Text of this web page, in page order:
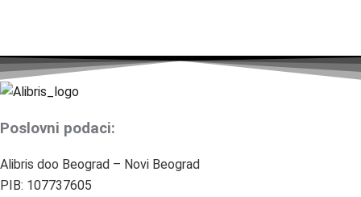
Poslovni podaci:
Alibris doo Beograd – Novi Beograd
PIB: 107737605